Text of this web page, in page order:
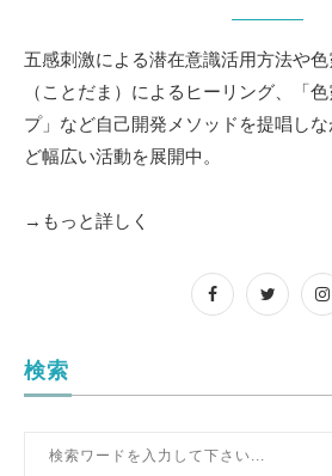
五感刺激による潜在意識活用方法や
（ことだま）によるヒーリング、「
プ」など自己開発メソッドを提唱し
ど幅広い活動を展開中。
→もっと詳しく
検索